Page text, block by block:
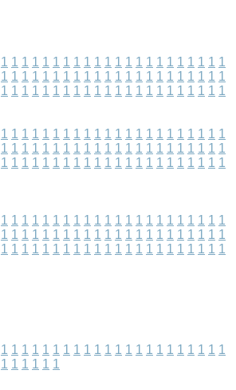
1 1 1 1 1 1 1 1 1 1 1 1 1 1 1 1 1 1 1 1 1 1
1 1 1 1 1 1 1 1 1 1 1 1 1 1 1 1 1 1 1 1 1 1
1 1 1 1 1 1 1 1 1 1 1 1 1 1 1 1 1 1 1 1 1 1
1 1 1 1 1 1 1 1 1 1 1 1 1 1 1 1 1 1 1 1 1 1
1 1 1 1 1 1 1 1 1 1 1 1 1 1 1 1 1 1 1 1 1 1
1 1 1 1 1 1 1 1 1 1 1 1 1 1 1 1 1 1 1 1 1 1
1 1 1 1 1 1 1 1 1 1 1 1 1 1 1 1 1 1 1 1 1 1
1 1 1 1 1 1 1 1 1 1 1 1 1 1 1 1 1 1 1 1 1 1
1 1 1 1 1 1 1 1 1 1 1 1 1 1 1 1 1 1 1 1 1 1
1 1 1 1 1 1 1 1 1 1 1 1 1 1 1 1 1 1 1 1 1 1
1 1 1 1 1 1